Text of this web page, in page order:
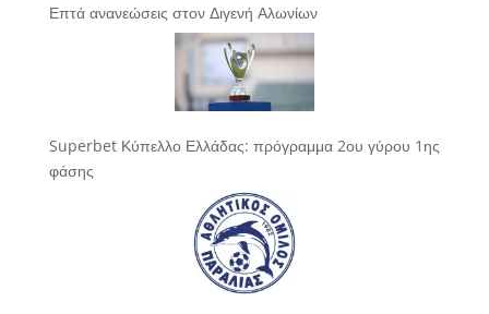
Επτά ανανεώσεις στον Διγενή Αλωνίων
Superbet Κύπελλο Ελλάδας: πρόγραμμα 2ου γύρου 1ης
φάσης